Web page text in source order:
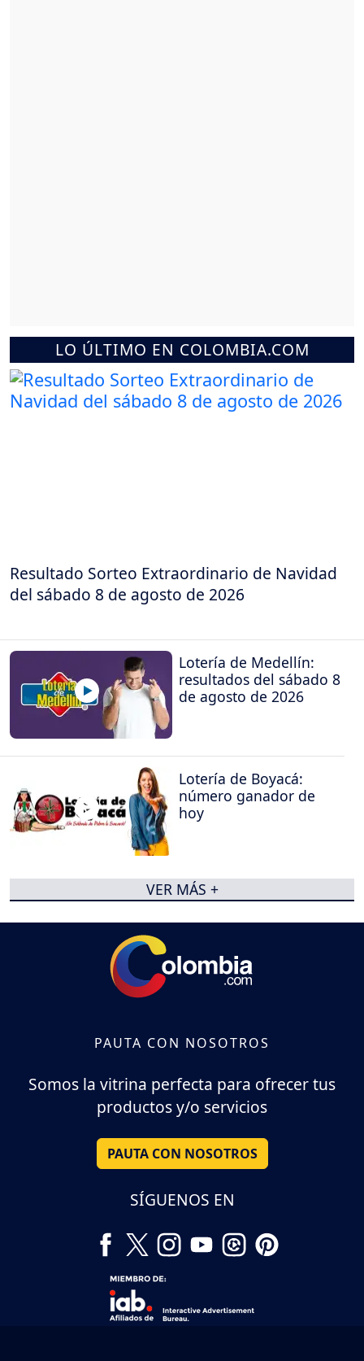
LO ÚLTIMO EN COLOMBIA.COM
Resultado Sorteo Extraordinario de Navidad
del sábado 8 de agosto de 2026
Lotería de Medellín:
resultados del sábado 8
de agosto de 2026
Lotería de Boyacá:
número ganador de
hoy
VER MÁS +
PAUTA CON NOSOTROS
Somos la vitrina perfecta para ofrecer tus
productos y/o servicios
PAUTA CON NOSOTROS
SÍGUENOS EN